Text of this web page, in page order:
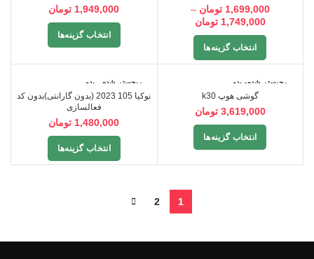
1,699,000 تومان –
1,749,000 تومان
انتخاب گزینه‌ها
1,949,000 تومان
انتخاب گزینه‌ها
رجیستر شده- بدو
ن گارانتی
گوشی هوپ k30
3,619,000 تومان
انتخاب گزینه‌ها
ریجستر شده_ بدو
نوکیا 105 2023 (بدون گارانتی)بدون کد
فعالسازی
1,480,000 تومان
انتخاب گزینه‌ها
1
2